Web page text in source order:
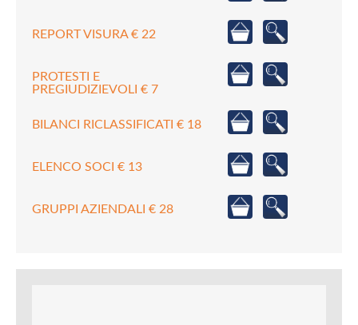
REPORT VISURA € 22
PROTESTI E
PREGIUDIZIEVOLI € 7
BILANCI RICLASSIFICATI € 18
ELENCO SOCI € 13
GRUPPI AZIENDALI € 28